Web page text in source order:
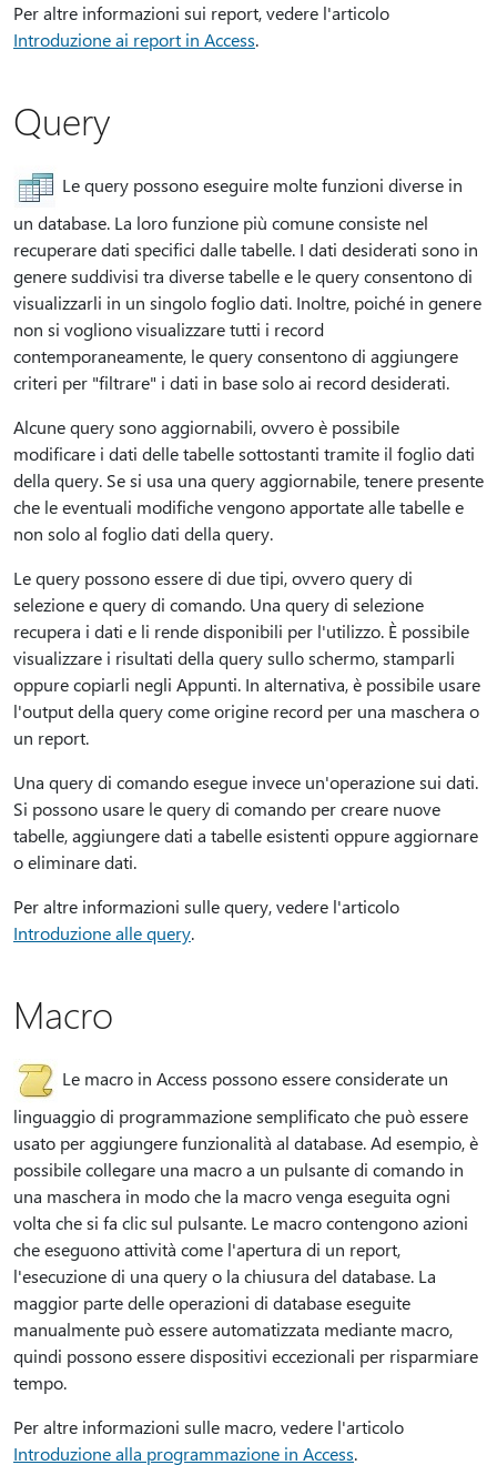
Per altre informazioni sui report, vedere l'articolo
Introduzione ai report in Access.
Query
Le query possono eseguire molte funzioni diverse in
un database. La loro funzione più comune consiste nel
recuperare dati specifici dalle tabelle. I dati desiderati sono in
genere suddivisi tra diverse tabelle e le query consentono di
visualizzarli in un singolo foglio dati. Inoltre, poiché in genere
non si vogliono visualizzare tutti i record
contemporaneamente, le query consentono di aggiungere
criteri per "filtrare" i dati in base solo ai record desiderati.
Alcune query sono aggiornabili, ovvero è possibile
modificare i dati delle tabelle sottostanti tramite il foglio dati
della query. Se si usa una query aggiornabile, tenere presente
che le eventuali modifiche vengono apportate alle tabelle e
non solo al foglio dati della query.
Le query possono essere di due tipi, ovvero query di
selezione e query di comando. Una query di selezione
recupera i dati e li rende disponibili per l'utilizzo. È possibile
visualizzare i risultati della query sullo schermo, stamparli
oppure copiarli negli Appunti. In alternativa, è possibile usare
l'output della query come origine record per una maschera o
un report.
Una query di comando esegue invece un'operazione sui dati.
Si possono usare le query di comando per creare nuove
tabelle, aggiungere dati a tabelle esistenti oppure aggiornare
o eliminare dati.
Per altre informazioni sulle query, vedere l'articolo
Introduzione alle query.
Macro
Le macro in Access possono essere considerate un
linguaggio di programmazione semplificato che può essere
usato per aggiungere funzionalità al database. Ad esempio, è
possibile collegare una macro a un pulsante di comando in
una maschera in modo che la macro venga eseguita ogni
volta che si fa clic sul pulsante. Le macro contengono azioni
che eseguono attività come l'apertura di un report,
l'esecuzione di una query o la chiusura del database. La
maggior parte delle operazioni di database eseguite
manualmente può essere automatizzata mediante macro,
quindi possono essere dispositivi eccezionali per risparmiare
tempo.
Per altre informazioni sulle macro, vedere l'articolo
Introduzione alla programmazione in Access.